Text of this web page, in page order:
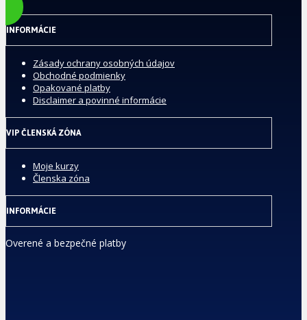
INFORMÁCIE
Zásady ochrany osobných údajov
Obchodné podmienky
Opakované platby
Disclaimer a povinné informácie
VIP ČLENSKÁ ZÓNA
Moje kurzy
Členska zóna
INFORMÁCIE
Overené a bezpečné platby